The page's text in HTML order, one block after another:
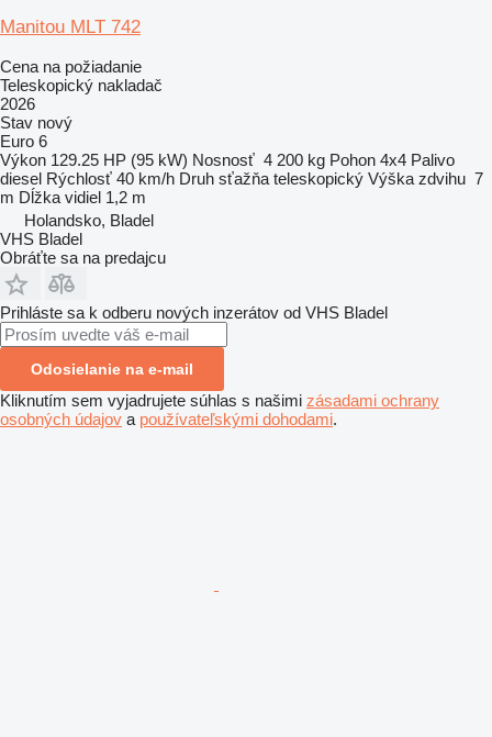
Manitou MLT 742
Cena na požiadanie
Teleskopický nakladač
2026
Stav nový
Euro 6
Výkon 129.25 HP (95 kW) Nosnosť 4 200 kg Pohon 4x4 Palivo
diesel Rýchlosť 40 km/h Druh sťažňa teleskopický Výška zdvihu 7
m Dĺžka vidiel 1,2 m
Holandsko, Bladel
VHS Bladel
Obráťte sa na predajcu
Prihláste sa k odberu nových inzerátov od VHS Bladel
Odosielanie na e-mail
Kliknutím sem vyjadrujete súhlas s našimi zásadami ochrany
osobných údajov a používateľskými dohodami.